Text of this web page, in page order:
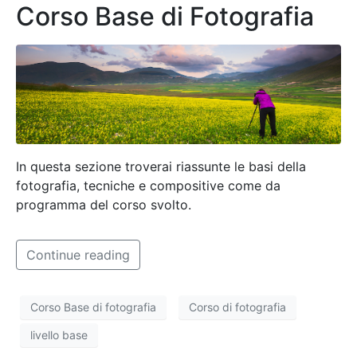
Corso Base di Fotografia
In questa sezione troverai riassunte le basi della
fotografia, tecniche e compositive come da
programma del corso svolto.
Continue reading
Corso Base di fotografia Corso di fotografia
livello base